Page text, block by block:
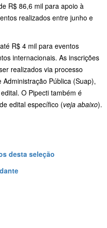
R$ 86,6 mil para apoio à
realizados entre junho e
R$ 4 mil para eventos
internacionais. As inscrições
realizados via processo
Pública (Suap),
O Pipecti também é
edital específico (veja abaixo).
desta seleção